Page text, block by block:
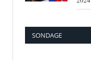
SONDAGE